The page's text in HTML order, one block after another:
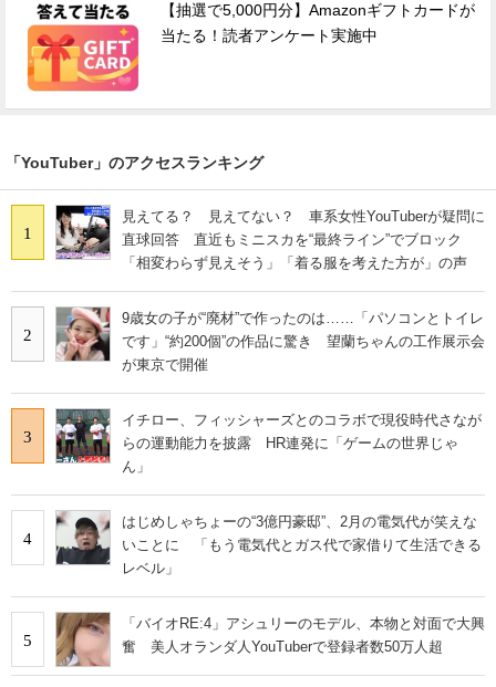
【抽選で5,000円分】Amazonギフトカードが
当たる！読者アンケート実施中
「YouTuber」のアクセスランキング
1
見えてる？ 見えてない？ 車系女性YouTuberが疑問に
直球回答 直近もミニスカを“最終ライン”でブロック
「相変わらず見えそう」「着る服を考えた方が」の声
2
9歳女の子が“廃材”で作ったのは……「パソコンとトイレ
です」“約200個”の作品に驚き 望蘭ちゃんの工作展示会
が東京で開催
3
イチロー、フィッシャーズとのコラボで現役時代さなが
らの運動能力を披露 HR連発に「ゲームの世界じゃ
ん」
4
はじめしゃちょーの“3億円豪邸”、2月の電気代が笑えな
いことに 「もう電気代とガス代で家借りて生活できる
レベル」
5
「バイオRE:4」アシュリーのモデル、本物と対面で大興
奮 美人オランダ人YouTuberで登録者数50万人超